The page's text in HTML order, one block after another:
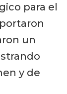
para el
un
y de